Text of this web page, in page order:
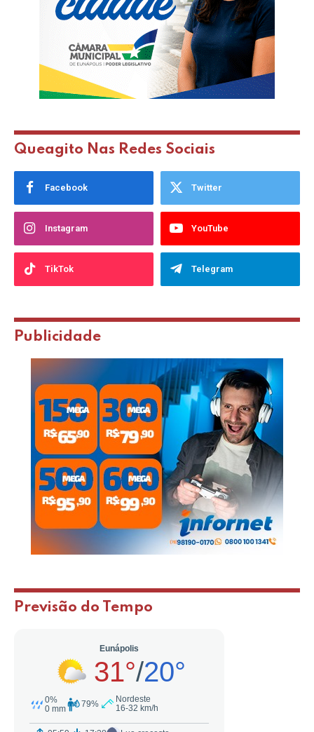
Queagito Nas Redes Sociais
Facebook Twitter
Instagram YouTube
TikTok Telegram
Publicidade
Previsão do Tempo